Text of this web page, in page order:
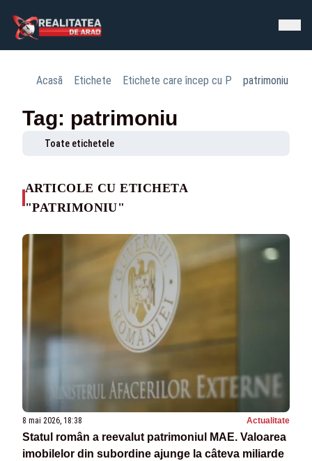
Acasă Etichete Etichete care încep cu P patrimoniu
Tag: patrimoniu
Toate etichetele
ARTICOLE CU ETICHETA
"PATRIMONIU"
8 mai 2026, 18:38 Actualitate
Statul român a reevalut patrimoniul MAE. Valoarea
imobilelor din subordine ajunge la câteva miliarde